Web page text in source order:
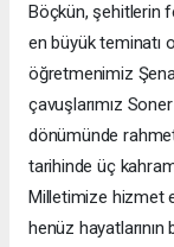
Böçkün, şehitlerin
en büyük teminatı
öğretmenimiz
çavuşlarımız
dönümünde
tarihinde üç
Milletimize hizmet
henüz